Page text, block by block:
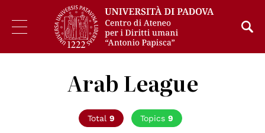
Arab League
Total 9 Topics 9